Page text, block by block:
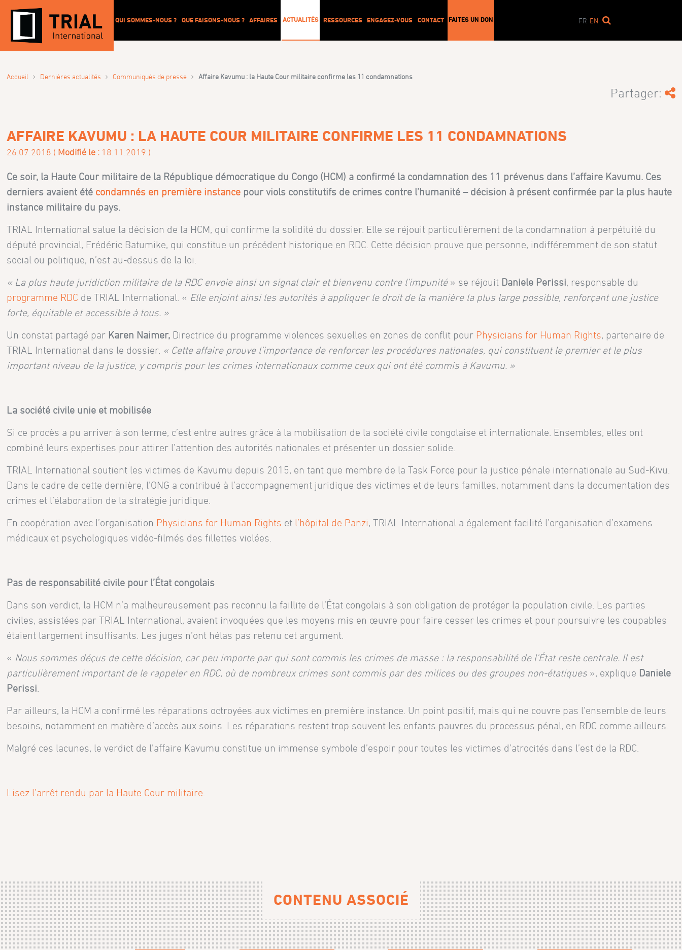
QUI SOMMES-NOUS ? QUE FAISONS-NOUS ? AFFAIRES ACTUALITÉS RESSOURCES ENGAGEZ-VOUS CONTACT FAITES UN DON FR EN
Accueil › Dernières actualités › Communiqués de presse › Affaire Kavumu : la Haute Cour militaire confirme les 11 condamnations
Partager:
AFFAIRE KAVUMU : LA HAUTE COUR MILITAIRE CONFIRME LES 11 CONDAMNATIONS
26.07.2018 ( Modifié le : 18.11.2019 )
Ce soir, la Haute Cour militaire de la République démocratique du Congo (HCM) a confirmé la condamnation des 11 prévenus dans l’affaire Kavumu. Ces
derniers avaient été condamnés en première instance pour viols constitutifs de crimes contre l’humanité – décision à présent confirmée par la plus haute
instance militaire du pays.
TRIAL International salue la décision de la HCM, qui confirme la solidité du dossier. Elle se réjouit particulièrement de la condamnation à perpétuité du
député provincial, Frédéric Batumike, qui constitue un précédent historique en RDC. Cette décision prouve que personne, indifféremment de son statut
social ou politique, n’est au-dessus de la loi.
« La plus haute juridiction militaire de la RDC envoie ainsi un signal clair et bienvenu contre l’impunité» se réjouit Daniele Perissi, responsable du
programme RDC de TRIAL International. « Elle enjoint ainsi les autorités à appliquer le droit de la manière la plus large possible, renforçant une justice
forte, équitable et accessible à tous. »
Un constat partagé par Karen Naimer, Directrice du programme violences sexuelles en zones de conflit pour Physicians for Human Rights, partenaire de
TRIAL International dans le dossier. « Cette affaire prouve l’importance de renforcer les procédures nationales, qui constituent le premier et le plus
important niveau de la justice, y compris pour les crimes internationaux comme ceux qui ont été commis à Kavumu. »
La société civile unie et mobilisée
Si ce procès a pu arriver à son terme, c’est entre autres grâce à la mobilisation de la société civile congolaise et internationale. Ensembles, elles ont
combiné leurs expertises pour attirer l’attention des autorités nationales et présenter un dossier solide.
TRIAL International soutient les victimes de Kavumu depuis 2015, en tant que membre de la Task Force pour la justice pénale internationale au Sud-Kivu.
Dans le cadre de cette dernière, l’ONG a contribué à l’accompagnement juridique des victimes et de leurs familles, notamment dans la documentation des
crimes et l’élaboration de la stratégie juridique.
En coopération avec l’organisation Physicians for Human Rights et l’hôpital de Panzi, TRIAL International a également facilité l’organisation d’examens
médicaux et psychologiques vidéo-filmés des fillettes violées.
Pas de responsabilité civile pour l’État congolais
Dans son verdict, la HCM n’a malheureusement pas reconnu la faillite de l’État congolais à son obligation de protéger la population civile. Les parties
civiles, assistées par TRIAL International, avaient invoquées que les moyens mis en œuvre pour faire cesser les crimes et pour poursuivre les coupables
étaient largement insuffisants. Les juges n’ont hélas pas retenu cet argument.
« Nous sommes déçus de cette décision, car peu importe par qui sont commis les crimes de masse : la responsabilité de l’État reste centrale. Il est
particulièrement important de le rappeler en RDC, où de nombreux crimes sont commis par des milices ou des groupes non-étatiques », explique Daniele
Perissi
Par ailleurs, la HCM a confirmé les réparations octroyées aux victimes en première instance. Un point positif, mais qui ne couvre pas l’ensemble de leurs
besoins, notamment en matière d’accès aux soins. Les réparations restent trop souvent les enfants pauvres du processus pénal, en RDC comme ailleurs.
Malgré ces lacunes, le verdict de l’affaire Kavumu constitue un immense symbole d’espoir pour toutes les victimes d’atrocités dans l’est de la RDC.
Lisez l’arrêt rendu par la Haute Cour militaire.
CONTENU ASSOCIÉ